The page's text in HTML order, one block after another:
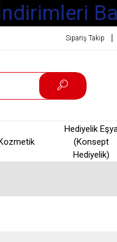
Sipariş Takip
Hediyelik
(Konsept
Hediyelik)